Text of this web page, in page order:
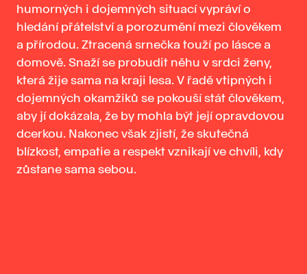
humorných i dojemných situací vypráví o
hledání přátelství a porozumění mezi člověkem
a přírodou. Ztracená srnečka touží po lásce a
domově. Snaží se probudit něhu v srdci ženy,
která žije sama na kraji lesa. V řadě vtipných i
dojemných okamžiků se pokouší stát člověkem,
aby jí dokázala, že by mohla být její opravdovou
dcerkou. Nakonec však zjistí, že skutečná
blízkost, empatie a respekt vznikají ve chvíli, kdy
zůstane sama sebou.